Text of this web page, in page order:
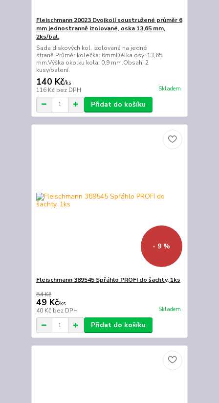
Fleischmann 20023 Dvojkolí soustružené průměr 6
mm jednostranně izolované, oska 13,65 mm,
2ks/bal.
Sada diskových kol, izolovaná na jedné
straně.Průměr kolečka: 6mmDélka osy: 13,65
mm.Výška okolku kola: 0,9 mm.Obsah: 2
kusy/balení.
140 Kč/ks
116 Kč bez DPH Skladem
Přidat do košíku
- 9 %
Fleischmann 389545 Spřáhlo PROFI do šachty, 1ks
54 Kč
49 Kč/ks
40 Kč bez DPH Skladem
Přidat do košíku